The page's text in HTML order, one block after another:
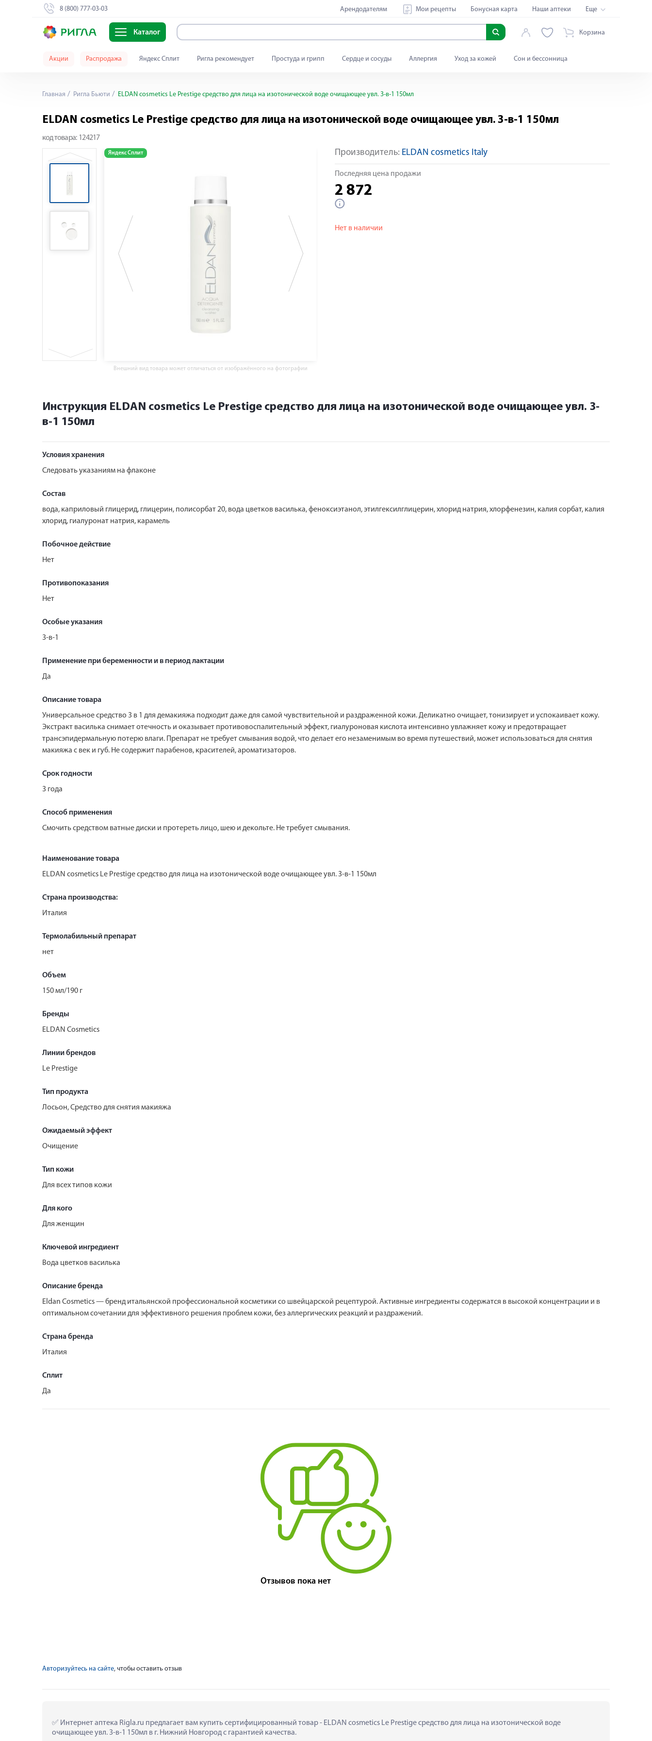
8 (800) 777-03-03 Арендодателям Мои рецепты Бонусная карта Наши аптеки Еще
Каталог Корзина
Акции Распродажа Яндекс Сплит Ригла рекомендует Простуда и грипп Сердце и сосуды Аллергия Уход за кожей Сон и бессонница
Главная Ригла Бьюти ELDAN cosmetics Le Prestige средство для лица на изотонической воде очищающее увл. 3-в-1 150мл
ELDAN cosmetics Le Prestige средство для лица на изотонической воде очищающее увл. 3-в-1 150мл
код товара: 124217
Яндекс Сплит Яндекс Сплит
Внешний вид товара может отличаться от изображённого на фотографии
Производитель: ELDAN cosmetics Italy
Последняя цена продажи
2 872
Нет в наличии
Инструкция ELDAN cosmetics Le Prestige средство для лица на изотонической воде очищающее увл. 3-
в-1 150мл
Условия хранения
Следовать указаниям на флаконе
Состав
вода, каприловый глицерид, глицерин, полисорбат 20, вода цветков василька, феноксиэтанол, этилгексилглицерин, хлорид натрия, хлорфенезин, калия сорбат, калия
хлорид, гиалуронат натрия, карамель
Побочное действие
Нет
Противопоказания
Нет
Особые указания
3-в-1
Применение при беременности и в период лактации
Да
Описание товара
Универсальное средство 3 в 1 для демакияжа подходит даже для самой чувствительной и раздраженной кожи. Деликатно очищает, тонизирует и успокаивает кожу.
Экстракт василька снимает отечность и оказывает противовоспалительный эффект, гиалуроновая кислота интенсивно увлажняет кожу и предотвращает
трансэпидермальную потерю влаги. Препарат не требует смывания водой, что делает его незаменимым во время путешествий, может использоваться для снятия
макияжа с век и губ. Не содержит парабенов, красителей, ароматизаторов.
Срок годности
3 года
Способ применения
Cмочить средством ватные диски и протереть лицо, шею и декольте. Не требует смывания.
Наименование товара
ELDAN cosmetics Le Prestige средство для лица на изотонической воде очищающее увл. 3-в-1 150мл
Страна производства:
Италия
Термолабильный препарат
нет
Объем
150 мл/190 г
Бренды
ELDAN Cosmetics
Линии брендов
Le Prestige
Тип продукта
Лосьон, Средство для снятия макияжа
Ожидаемый эффект
Очищение
Тип кожи
Для всех типов кожи
Для кого
Для женщин
Ключевой ингредиент
Вода цветков василька
Описание бренда
Eldan Cosmetics — бренд итальянской профессиональной косметики со швейцарской рецептурой. Активные ингредиенты содержатся в высокой концентрации и в
оптимальном сочетании для эффективного решения проблем кожи, без аллергических реакций и раздражений.
Страна бренда
Италия
Сплит
Да
Отзывов пока нет
Авторизуйтесь на сайте, чтобы оставить отзыв
Интернет аптека Rigla.ru предлагает вам купить сертифицированный товар - ELDAN cosmetics Le Prestige средство для лица на изотонической воде
очищающее увл. 3-в-1 150мл в г. Нижний Новгород с гарантией качества.